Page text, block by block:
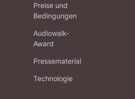
Preise und
Bedingungen
Audiowalk-
Award
Pressematerial
Technologie